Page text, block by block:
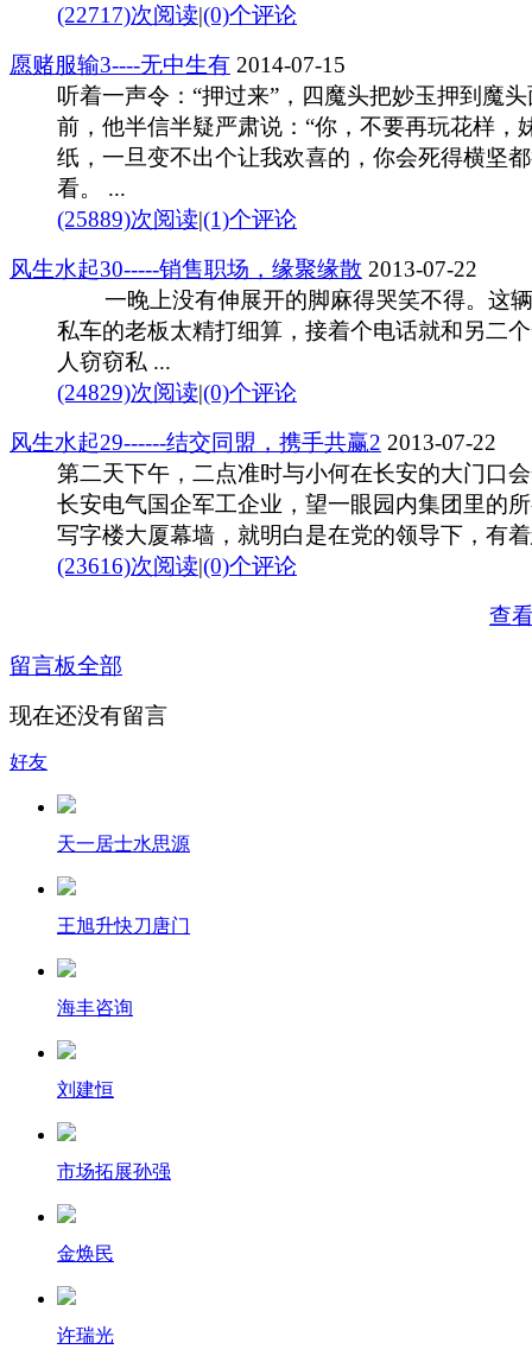
(22717)次阅读|(0)个评论
愿赌服输3----无中生有 2014-07-15
听着一声令：“押过来”，四魔头把妙玉押到魔头
前，他半信半疑严肃说：“你，不要再玩花样，
纸，一旦变不出个让我欢喜的，你会死得横坚
看。 ...
(25889)次阅读|(1)个评论
风生水起30-----销售职场，缘聚缘散 2013-07-22
一晚上没有伸展开的脚麻得哭笑不得。这
私车的老板太精打细算，接着个电话就和另二
人窃窃私 ...
(24829)次阅读|(0)个评论
风生水起29------结交同盟，携手共赢2 2013-07-22
第二天下午，二点准时与小何在长安的大门口
长安电气国企军工企业，望一眼园内集团里的
写字楼大厦幕墙，就明白是在党的领导下，有
(23616)次阅读|(0)个评论
查
留言板全部
现在还没有留言
好友
天一居士水思源
王旭升快刀唐门
海丰咨询
刘建恒
市场拓展孙强
金焕民
许瑞光